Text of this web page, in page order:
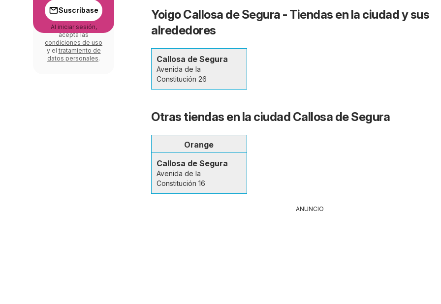
Yoigo Callosa de Segura - Tiendas en la ciudad y sus
alrededores
Callosa de Segura
Avenida de la
Constitución 26
Otras tiendas en la ciudad Callosa de Segura
Orange
Callosa de Segura
Avenida de la
Constitución 16
ANUNCIO
Suscríbase
Al iniciar sesión,
acepta las
condiciones de uso
y el tratamiento de
datos personales.